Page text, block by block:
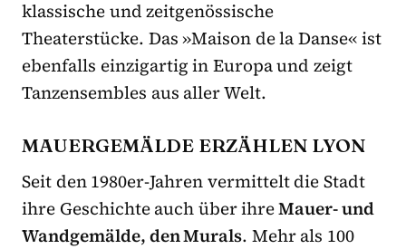
klassische und zeitgenössische
Theaterstücke. Das »Maison de la Danse« ist
ebenfalls einzigartig in Europa und zeigt
Tanzensembles aus aller Welt.
MAUERGEMÄLDE ERZÄHLEN LYON
Seit den 1980er-Jahren vermittelt die Stadt
ihre Geschichte auch über ihreMauer- und
Wandgemälde, den Murals. Mehr als 100